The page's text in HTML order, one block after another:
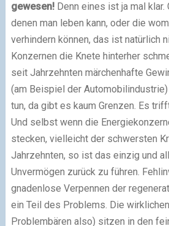
gewesen! Denn eines ist ja mal klar.
denen man leben kann, oder die
verhindern können, das ist natürlich
Konzernen die Knete hinterher
seit Jahrzehnten märchenhafte
(am Beispiel der Automobilindustrie)
tun, da gibt es kaum Grenzen. Es
Und selbst wenn die
stecken, vielleicht der schwersten
Jahrzehnten, so ist das einzig und
Unvermögen zurück zu führen.
gnadenlose Verpennen der
ein Teil des Problems. Die
Problembären also) sitzen in den